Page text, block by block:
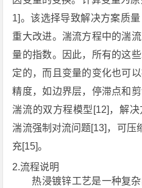
1]。该选择导致解决方案质
重大改进。湍流方程中的湍
量的指数。因此，所有的这
定的，而且变量的变化也可
精度，如边界层，停滞点和
湍流的双方程模型[12]，解
湍流强制对流问题[13]，可压
充[15]。
2.流程说明
热浸镀锌工艺是一种复